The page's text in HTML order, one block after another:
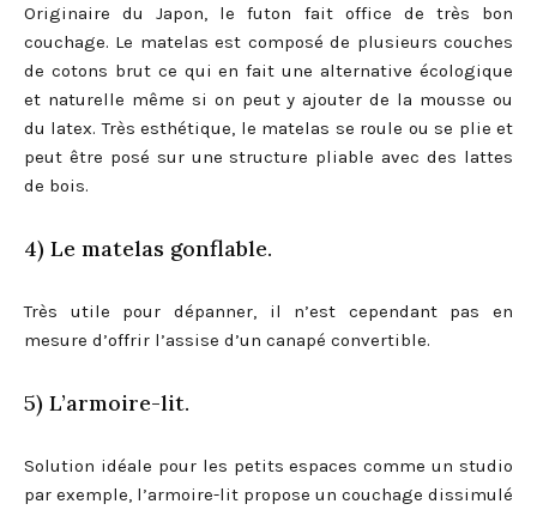
Originaire du Japon, le futon fait office de très bon
couchage. Le matelas est composé de plusieurs couches
de cotons brut ce qui en fait une alternative écologique
et naturelle même si on peut y ajouter de la mousse ou
du latex. Très esthétique, le matelas se roule ou se plie et
peut être posé sur une structure pliable avec des lattes
de bois.
4) Le matelas gonflable.
Très utile pour dépanner, il n’est cependant pas en
mesure d’offrir l’assise d’un canapé convertible.
5) L’armoire-lit.
Solution idéale pour les petits espaces comme un studio
par exemple, l’armoire-lit propose un couchage dissimulé